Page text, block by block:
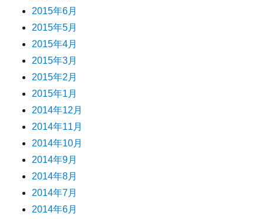
2015年6月
2015年5月
2015年4月
2015年3月
2015年2月
2015年1月
2014年12月
2014年11月
2014年10月
2014年9月
2014年8月
2014年7月
2014年6月